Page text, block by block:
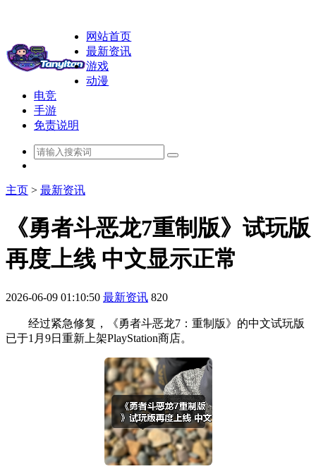
网站首页
最新资讯
游戏
动漫
电竞
手游
免责说明
主页 > 最新资讯
《勇者斗恶龙7重制版》试玩版
再度上线 中文显示正常
2026-06-09 01:10:50 最新资讯 820
经过紧急修复，《勇者斗恶龙7：重制版》的中文试玩版
已于1月9日重新上架PlayStation商店。